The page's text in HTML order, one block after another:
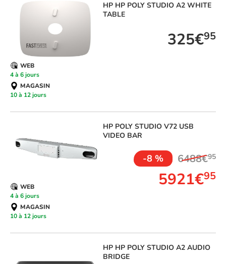
HP HP POLY STUDIO A2 WHITE
TABLE
325€95
WEB
4 à 6 jours
MAGASIN
10 à 12 jours
HP POLY STUDIO V72 USB
VIDEO BAR
-8 % 6488€95
5921€95
WEB
4 à 6 jours
MAGASIN
10 à 12 jours
HP HP POLY STUDIO A2 AUDIO
BRIDGE